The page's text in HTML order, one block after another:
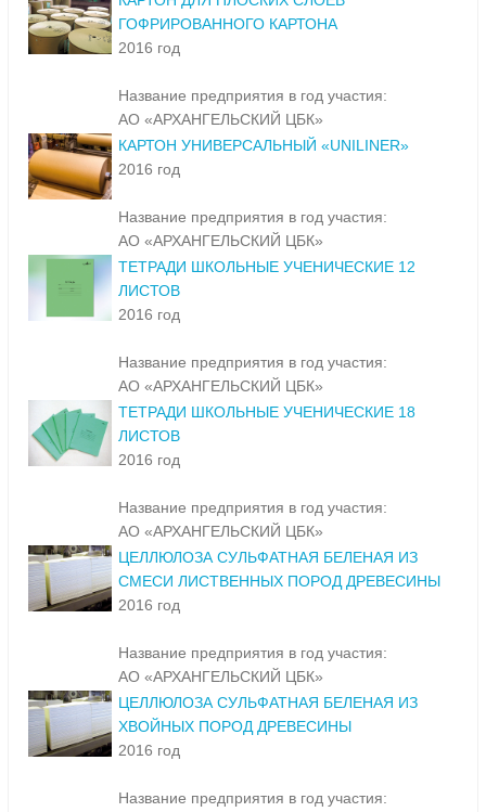
ГОФРИРОВАННОГО КАРТОНА
2016 год
Название предприятия в год участия:
АО «АРХАНГЕЛЬСКИЙ ЦБК»
КАРТОН УНИВЕРСАЛЬНЫЙ «UNILINER»
2016 год
Название предприятия в год участия:
АО «АРХАНГЕЛЬСКИЙ ЦБК»
ТЕТРАДИ ШКОЛЬНЫЕ УЧЕНИЧЕСКИЕ 12
ЛИСТОВ
2016 год
Название предприятия в год участия:
АО «АРХАНГЕЛЬСКИЙ ЦБК»
ТЕТРАДИ ШКОЛЬНЫЕ УЧЕНИЧЕСКИЕ 18
ЛИСТОВ
2016 год
Название предприятия в год участия:
АО «АРХАНГЕЛЬСКИЙ ЦБК»
ЦЕЛЛЮЛОЗА СУЛЬФАТНАЯ БЕЛЕНАЯ ИЗ
СМЕСИ ЛИСТВЕННЫХ ПОРОД ДРЕВЕСИНЫ
2016 год
Название предприятия в год участия:
АО «АРХАНГЕЛЬСКИЙ ЦБК»
ЦЕЛЛЮЛОЗА СУЛЬФАТНАЯ БЕЛЕНАЯ ИЗ
ХВОЙНЫХ ПОРОД ДРЕВЕСИНЫ
2016 год
Название предприятия в год участия: